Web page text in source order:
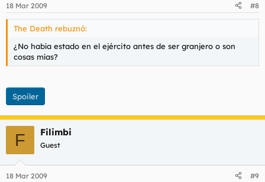
18 Mar 2009 #8
The Death rebuznó:
¿No había estado en el ejército antes de ser granjero o son
cosas mías?
Spoiler
F Filimbi
Guest
18 Mar 2009 #9